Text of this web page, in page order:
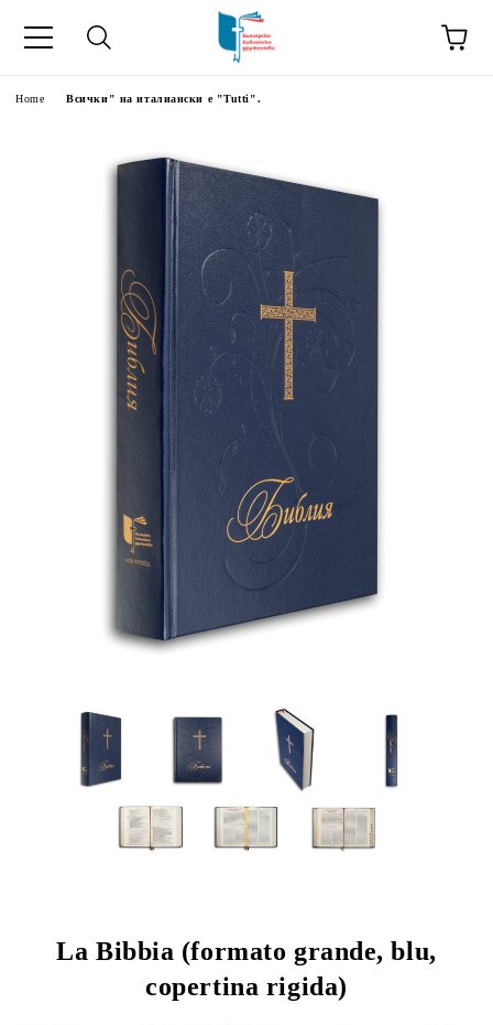
Home Всички" на италиански е "Tutti".
La Bibbia (formato grande, blu,
copertina rigida)